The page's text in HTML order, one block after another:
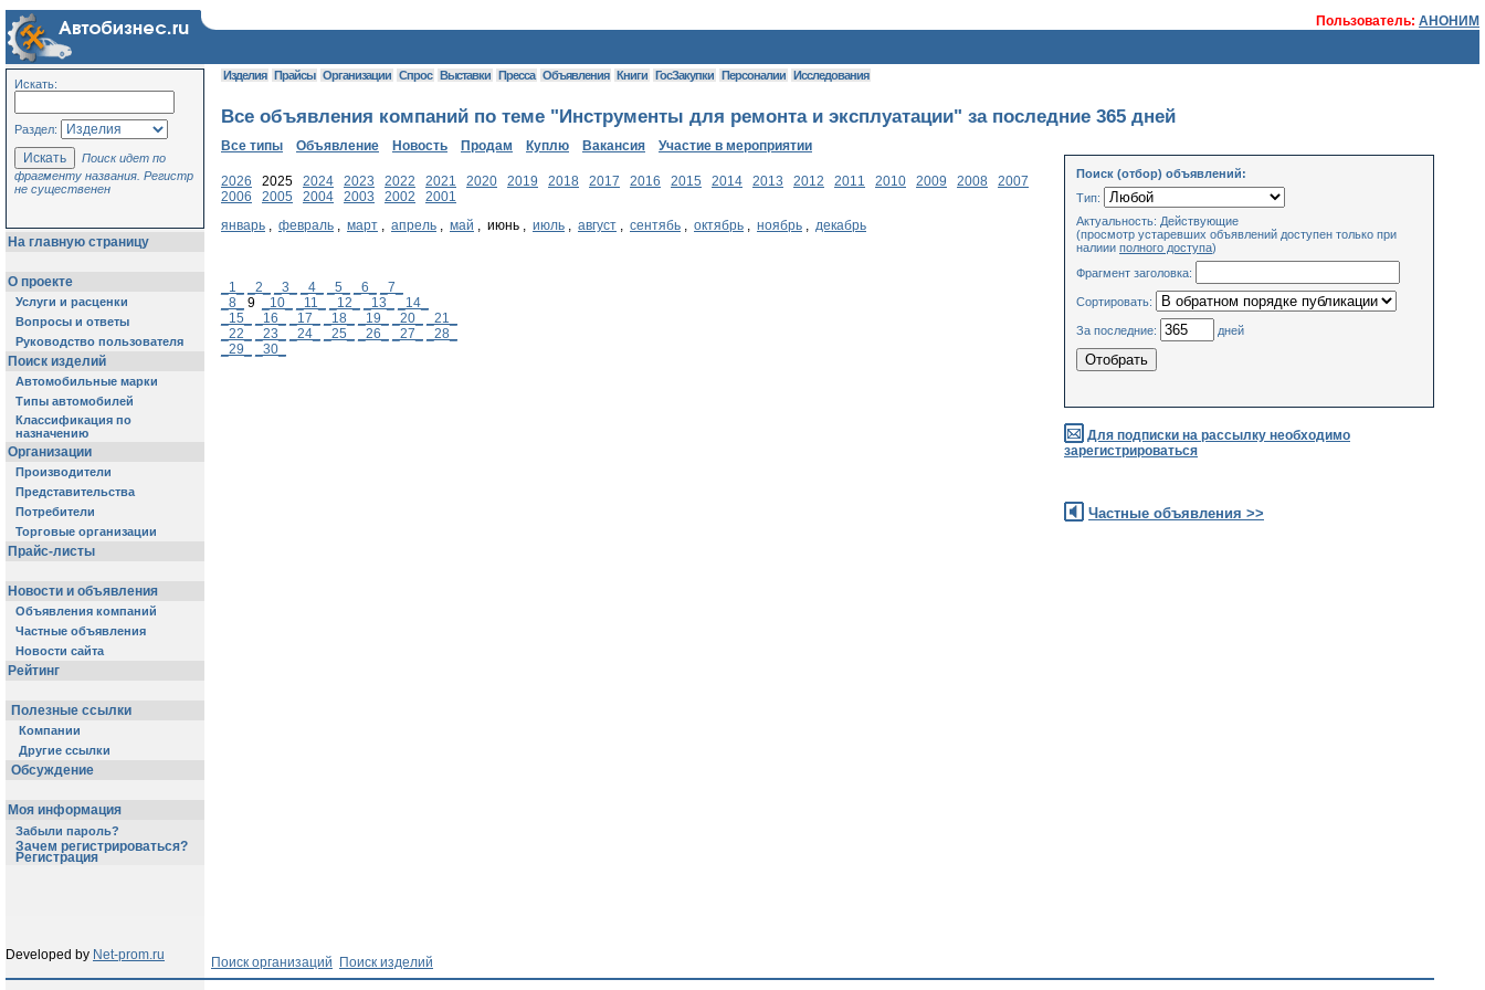
Пользователь: АНОНИМ
Искать:
Раздел:
Поиск идет по
фрагменту названия. Регистр
не существенен
На главную страницу
О проекте
Услуги и расценки
Вопросы и ответы
Руководство пользователя
Поиск изделий
Автомобильные марки
Типы автомобилей
Классификация по
назначению
Организации
Производители
Представительства
Потребители
Торговые организации
Прайс-листы
Новости и объявления
Объявления компаний
Частные объявления
Новости сайта
Рейтинг
Полезные ссылки
Компании
Другие ссылки
Обсуждение
Моя информация
Забыли пароль?
Зачем регистрироваться?
Регистрация
Изделия Прайсы Организации Спрос Выставки Пресса Объявления Книги ГосЗакупки Персоналии Исследования
Все объявления компаний по теме "Инструменты для ремонта и эксплуатации" за последние 365 дней
Все типы Объявление Новость Продам Куплю Вакансия Участие в мероприятии
2026 2025 2024 2023 2022 2021 2020 2019 2018 2017 2016 2015 2014 2013 2012 2011 2010 2009 2008
2007
2006
2005 2004 2003 2002
2001
январь , февраль , март , апрель , май , июнь , июль , август , сентябь , октябрь , ноябрь , декабрь
_1_ _2_ _3_ _4_ _5_ _6_
_7_
_8_
9 _10_ _11_ _12_ _13_
_14_
_15_
_16_ _17_ _18_ _19_ _20_
_21_
_22_
_23_ _24_ _25_ _26_ _27_
_28_
_29_
_30_
Поиск (отбор) объявлений:
Тип:
Актуальность: Действующие
(просмотр устаревших объявлений доступен только при
налиии полного доступа)
Фрагмент заголовка:
Сортировать:
За последние: дней
Для подписки на рассылку необходимо
зарегистрироваться
Частные объявления >>
Developed by Net-prom.ru Поиск организаций Поиск изделий